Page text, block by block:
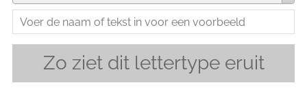
Zo ziet dit lettertype eruit